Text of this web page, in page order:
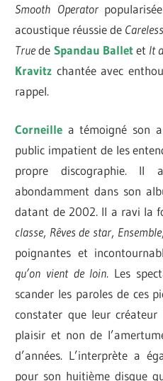
Smooth Operator
acoustique réussie de
Truede Spandau Ballet et It
Kravitz chantée avec
rappel.
Corneille a témoigné son
public impatient de les
propre discographie. Il
abondamment dans son
datant de 2002. Il a ravi la
classe, Rêves de star, Ensemble,
poignantes et
qu’on vient de loin. Les
scander les paroles de ces
constater que leur
plaisir et non de
d’années. L’interprète a
pour son huitième disque